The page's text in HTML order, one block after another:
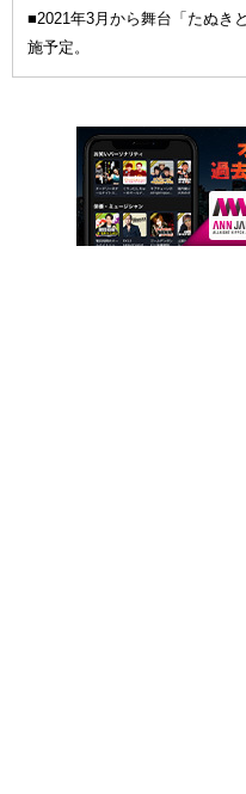
■2021年3月から舞台「たぬき
施予定。